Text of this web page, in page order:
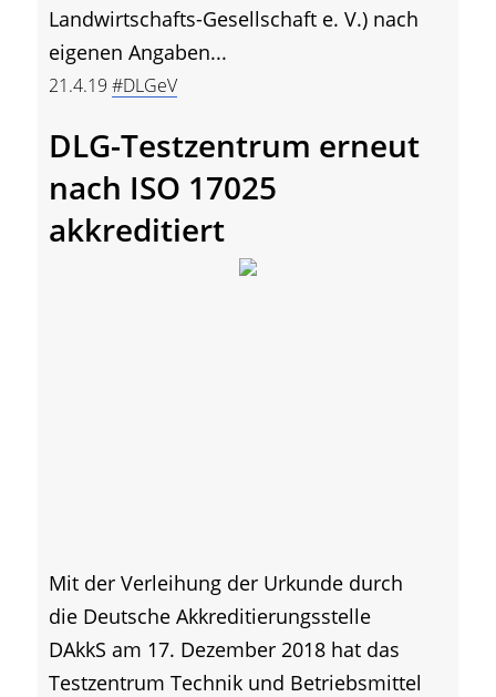
Landwirtschafts-Gesellschaft e. V.) nach
eigenen Angaben...
21.4.19 #DLGeV
DLG-Testzentrum erneut
nach ISO 17025
akkreditiert
Mit der Verleihung der Urkunde durch
die Deutsche Akkreditierungsstelle
DAkkS am 17. Dezember 2018 hat das
Testzentrum Technik und Betriebsmittel